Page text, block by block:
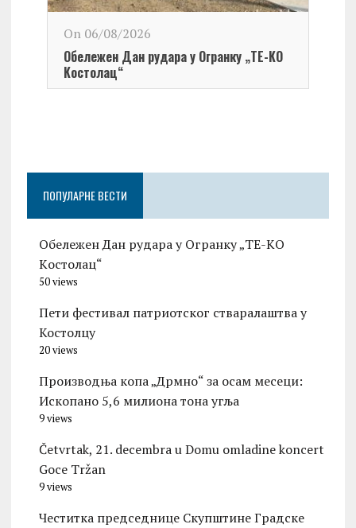
On 06/08/2026
Обележен Дан рудара у Огранку „ТЕ-KО
Kостолац“
ПОПУЛАРНЕ ВЕСТИ
Обележен Дан рудара у Огранку „ТЕ-KО
Kостолац“
50 views
Пети фестивал патриотског стваралаштва у
Костолцу
20 views
Производња копа „Дрмно“ за осам месеци:
Ископано 5,6 милиона тона угља
9 views
Četvrtak, 21. decembra u Domu omladine koncert
Goce Tržan
9 views
Честитка председнице Скупштине Градске